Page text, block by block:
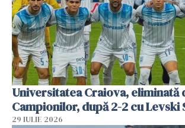
Universitatea Craiova, eliminată
Campionilor, după 2-2 cu Levski
29 IULIE 2026